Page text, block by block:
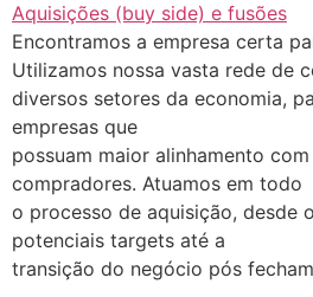
Aquisições (buy side) e fusões
Encontramos a empresa certa
Utilizamos nossa vasta rede de
diversos setores da economia,
empresas que
possuam maior alinhamento
compradores. Atuamos em todo
o processo de aquisição, desde
potenciais targets até a
transição do negócio pós